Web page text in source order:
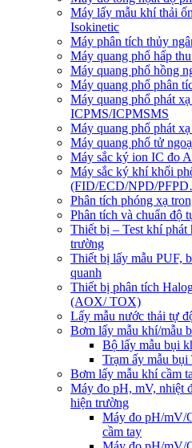
Máy lấy mẫu khí thải
Isokinetic
Máy phân tích thủy
Máy quang phổ hấp
Máy quang phổ hồng
Máy quang phổ phân
Máy quang phổ phát
ICPMS/ICPMSMS
Máy quang phổ phát
Máy quang phổ tử
Máy sắc ký ion IC đo
Máy sắc ký khí khối
(FID/ECD/NPD/
Phân tích phóng xạ
Phân tích và chuẩn độ
Thiết bị – Test khí
trường
Thiết bị lấy mẫu PUF,
quanh
Thiết bị phân tích
(AOX/ TOX)
Lấy mẫu nước thải tự
Bơm lấy mẫu khí/mẫu
Bộ lấy mẫu bụi
Trạm ấy mẫu
Bơm lấy mẫu khí cầm
Máy đo pH, mV, nhiệt
hiện trường
Máy đo pH/mV/
cầm tay